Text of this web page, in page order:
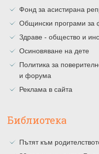
Фонд за асистирана
Общински програми за
Здраве - общество и
Осиновяване на дете
Политика за
и форума
Реклама в сайта
Библиотека
Пътят към